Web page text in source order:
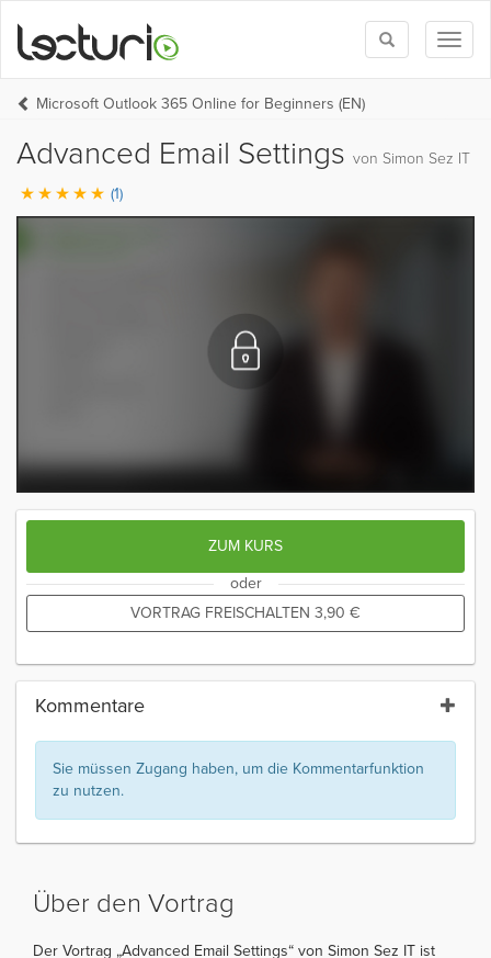
Toggle
search
Microsoft Outlook 365 Online for Beginners (EN)
Advanced Email Settings von Simon Sez IT
(1)
ZUM KURS
oder
VORTRAG FREISCHALTEN 3,90 €
Kommentare
Sie müssen Zugang haben, um die Kommentarfunktion
zu nutzen.
Über den Vortrag
Der Vortrag „Advanced Email Settings“ von Simon Sez IT ist